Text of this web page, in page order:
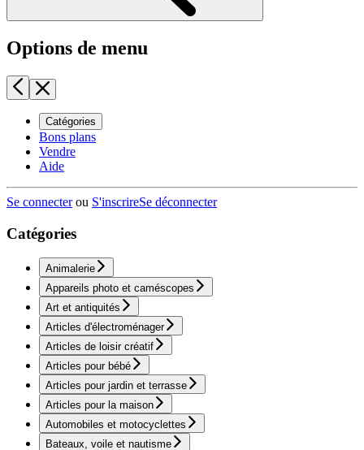
Options de menu
Catégories
Bons plans
Vendre
Aide
Se connecterou S'inscrireSe déconnecter
Catégories
Animalerie
Appareils photo et caméscopes
Art et antiquités
Articles d'électroménager
Articles de loisir créatif
Articles pour bébé
Articles pour jardin et terrasse
Articles pour la maison
Automobiles et motocyclettes
Bateaux, voile et nautisme